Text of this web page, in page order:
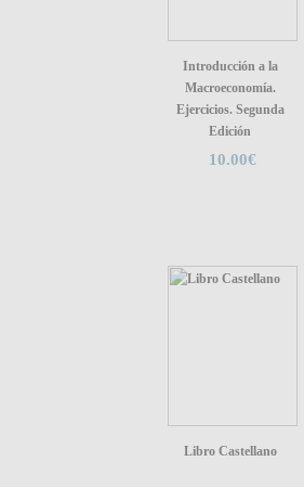
Introducción a la
Macroeconomía.
Ejercicios. Segunda
Edición
10.00€
Libro Castellano